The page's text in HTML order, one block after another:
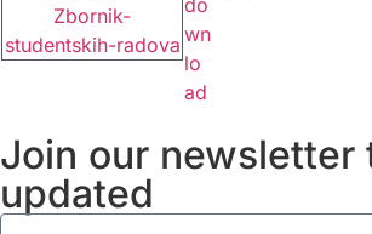
Join our newsletter
updated